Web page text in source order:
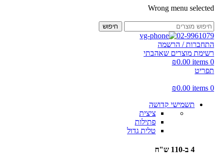
Wrong menu selected
חיפוש
02-9961079
התחברות / הרשמה
רשימת מוצרים שאהבתי
0
items
₪0.00
תפריט
0
items
₪0.00
תשמישי קדושה
ציצית
פתילות
טלית גדול
4 ב-110 ש"ח